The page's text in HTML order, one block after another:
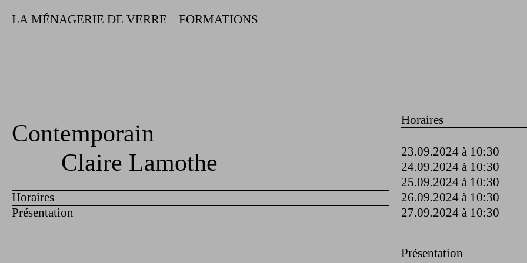
LA MÉNAGERIE DE VERRE FORMATIONS
Contemporain
Claire Lamothe
Horaires
Présentation
Horaires
23.09.2024 à 10:30
24.09.2024 à 10:30
25.09.2024 à 10:30
26.09.2024 à 10:30
27.09.2024 à 10:30
Présentation